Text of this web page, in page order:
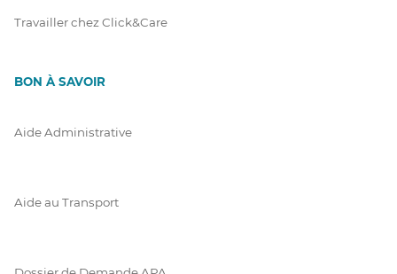
Travailler chez Click&Care
BON À SAVOIR
Aide Administrative
Aide au Transport